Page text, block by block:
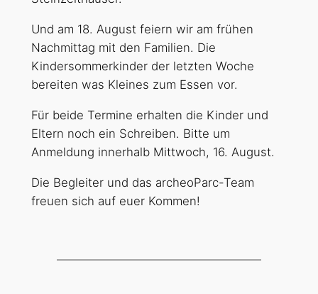
Und am 18. August feiern wir am frühen
Nachmittag mit den Familien. Die
Kindersommerkinder der letzten Woche
bereiten was Kleines zum Essen vor.
Für beide Termine erhalten die Kinder und
Eltern noch ein Schreiben. Bitte um
Anmeldung innerhalb Mittwoch, 16. August.
Die Begleiter und das archeoParc-Team
freuen sich auf euer Kommen!